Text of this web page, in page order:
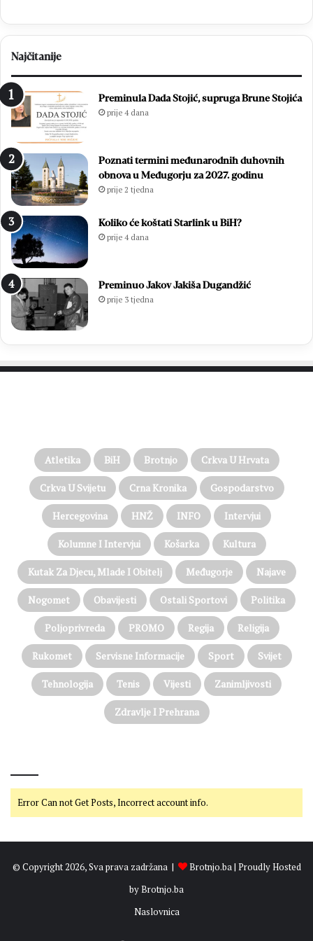
Najčitanije
Preminula Dada Stojić, supruga Brune Stojića
prije 4 dana
Poznati termini međunarodnih duhovnih
obnova u Međugorju za 2027. godinu
prije 2 tjedna
Koliko će koštati Starlink u BiH?
prije 4 dana
Preminuo Jakov Jakiša Dugandžić
prije 3 tjedna
Atletika BiH Brotnjo Crkva U Hrvata
Crkva U Svijetu Crna Kronika Gospodarstvo
Hercegovina HNŽ INFO Intervjui
Kolumne I Intervjui Košarka Kultura
Kutak Za Djecu, Mlade I Obitelj Međugorje Najave
Nogomet Obavijesti Ostali Sportovi Politika
Poljoprivreda PROMO Regija Religija
Rukomet Servisne Informacije Sport Svijet
Tehnologija Tenis Vijesti Zanimljivosti
Zdravlje I Prehrana
Error Can not Get Posts, Incorrect account info.
© Copyright 2026, Sva prava zadržana | Brotnjo.ba| Proudly Hosted
byBrotnjo.ba
Naslovnica